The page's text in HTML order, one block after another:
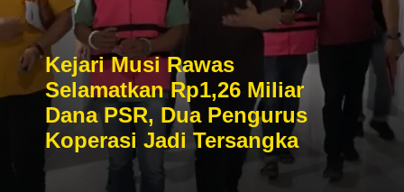
Kejari Musi Rawas
Selamatkan Rp1,26 Miliar
Dana PSR, Dua Pengurus
Koperasi Jadi Tersangka